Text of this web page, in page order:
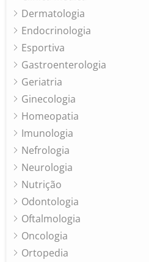
Dermatologia
Endocrinologia
Esportiva
Gastroenterologia
Geriatria
Ginecologia
Homeopatia
Imunologia
Nefrologia
Neurologia
Nutrição
Odontologia
Oftalmologia
Oncologia
Ortopedia